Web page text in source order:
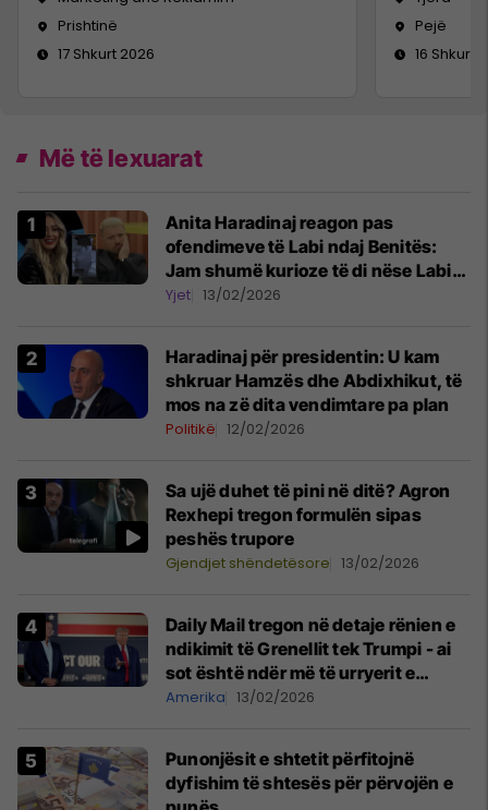
Prishtinë
17 Shkurt 2026
Pejë
16 Shkurt
Më të lexuarat
Anita Haradinaj reagon pas
ofendimeve të Labi ndaj Benitës:
Jam shumë kurioze të di nëse Labit
ia kanë paguar botoxin sponsorët
Yjet 13/02/2026
Haradinaj për presidentin: U kam
shkruar Hamzës dhe Abdixhikut, të
mos na zë dita vendimtare pa plan
Politikë 12/02/2026
Sa ujë duhet të pini në ditë? Agron
Rexhepi tregon formulën sipas
peshës trupore
Gjendjet shëndetësore 13/02/2026
Daily Mail tregon në detaje rënien e
ndikimit të Grenellit tek Trumpi - ai
sot është ndër më të urryerit e
shefes së stafit të presidentit
Amerika 13/02/2026
Punonjësit e shtetit përfitojnë
dyfishim të shtesës për përvojën e